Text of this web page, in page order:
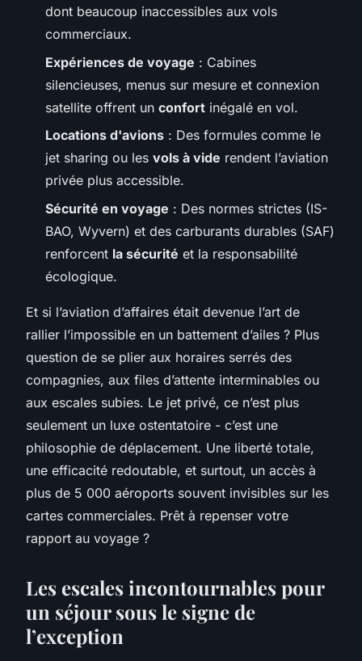
dont beaucoup inaccessibles aux vols
commerciaux.
Expériences de voyage : Cabines
silencieuses, menus sur mesure et connexion
satellite offrent un confort inégalé en vol.
Locations d'avions : Des formules comme le
jet sharing ou les vols à vide rendent l’aviation
privée plus accessible.
Sécurité en voyage : Des normes strictes (IS-
BAO, Wyvern) et des carburants durables (SAF)
renforcent la sécurité et la responsabilité
écologique.
Et si l’aviation d’affaires était devenue l’art de
rallier l’impossible en un battement d’ailes ? Plus
question de se plier aux horaires serrés des
compagnies, aux files d’attente interminables ou
aux escales subies. Le jet privé, ce n’est plus
seulement un luxe ostentatoire - c’est une
philosophie de déplacement. Une liberté totale,
une efficacité redoutable, et surtout, un accès à
plus de 5 000 aéroports souvent invisibles sur les
cartes commerciales. Prêt à repenser votre
rapport au voyage ?
Les escales incontournables pour
un séjour sous le signe de
l’exception